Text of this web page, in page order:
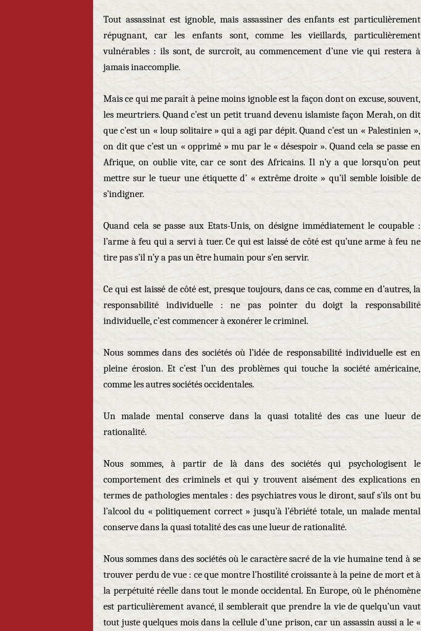
Tout assassinat est ignoble, mais assassiner des enfants est particulièrement
répugnant, car les enfants sont, comme les vieillards, particulièrement
vulnérables : ils sont, de surcroît, au commencement d’une vie qui restera à
jamais inaccomplie.
Mais ce qui me paraît à peine moins ignoble est la façon dont on excuse, souvent,
les meurtriers. Quand c’est un petit truand devenu islamiste façon Merah, on dit
que c’est un « loup solitaire » qui a agi par dépit. Quand c’est un « Palestinien »,
on dit que c’est un « opprimé » mu par le « désespoir ». Quand cela se passe en
Afrique, on oublie vite, car ce sont des Africains. Il n’y a que lorsqu’on peut
mettre sur le tueur une étiquette d’ « extrême droite » qu’il semble loisible de
s’indigner.
Quand cela se passe aux Etats-Unis, on désigne immédiatement le coupable :
l’arme à feu qui a servi à tuer. Ce qui est laissé de côté est qu’une arme à feu ne
tire pas s’il n’y a pas un être humain pour s’en servir.
Ce qui est laissé de côté est, presque toujours, dans ce cas, comme en d’autres, la
responsabilité individuelle : ne pas pointer du doigt la responsabilité
individuelle, c’est commencer à exonérer le criminel.
Nous sommes dans des sociétés où l’idée de responsabilité individuelle est en
pleine érosion. Et c’est l’un des problèmes qui touche la société américaine,
comme les autres sociétés occidentales.
Un malade mental conserve dans la quasi totalité des cas une lueur de
rationalité.
Nous sommes, à partir de là dans des sociétés qui psychologisent le
comportement des criminels et qui y trouvent aisément des explications en
termes de pathologies mentales : des psychiatres vous le diront, sauf s’ils ont bu
l’alcool du « politiquement correct » jusqu’à l’ébriété totale, un malade mental
conserve dans la quasi totalité des cas une lueur de rationalité.
Nous sommes dans des sociétés où le caractère sacré de la vie humaine tend à se
trouver perdu de vue : ce que montre l’hostilité croissante à la peine de mort et à
la perpétuité réelle dans tout le monde occidental. En Europe, où le phénomène
est particulièrement avancé, il semblerait que prendre la vie de quelqu’un vaut
tout juste quelques mois dans la cellule d’une prison, car un assassin aussi a le «